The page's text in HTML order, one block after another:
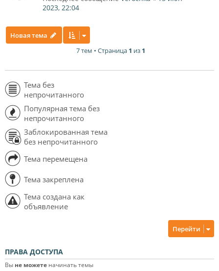
2023, 22:04
Новая тема
7 тем • Страница 1 из 1
Тема без
непрочитанного
Популярная тема без
непрочитанного
Заблокированная тема
без непрочитанного
Тема перемещена
Тема закреплена
Тема создана как
объявление
Перейти
ПРАВА ДОСТУПА
Вы не можете начинать темы